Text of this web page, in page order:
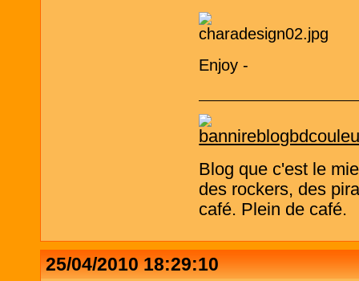
Enjoy -
Blog que c'est le
des rockers, des
café. Plein de café.
25/04/2010 18:29:10